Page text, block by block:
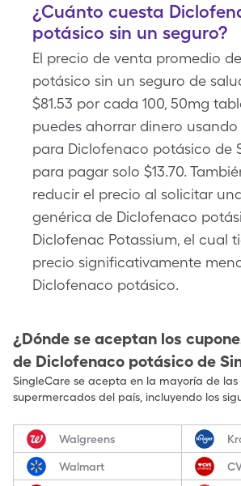
¿Cuánto cuesta
potásico sin un seguro?
El precio de venta promedio
potásico sin un seguro de
$81.53 por cada 100, 50mg
puedes ahorrar dinero
para Diclofenaco potásico de
para pagar solo $13.70.
reducir el precio al solicitar
genérica de Diclofenaco
Diclofenac Potassium, el cual
precio significativamente
Diclofenaco potásico.
¿Dónde se aceptan los
de Diclofenaco potásico de
SingleCare se acepta en la mayoría de
supermercados del país, incluyendo los
Walgreens
Walmart